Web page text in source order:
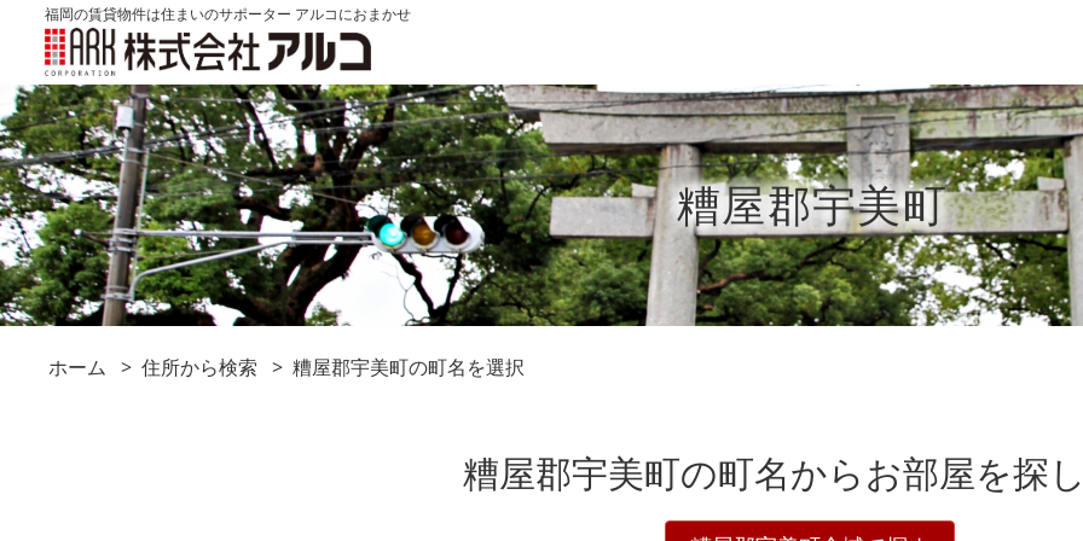
福岡の賃貸物件は住まいのサポーター アルコにおまかせ
糟屋郡宇美町
ホーム 住所から検索 糟屋郡宇美町の町名を選択
糟屋郡宇美町の町名からお部屋を探